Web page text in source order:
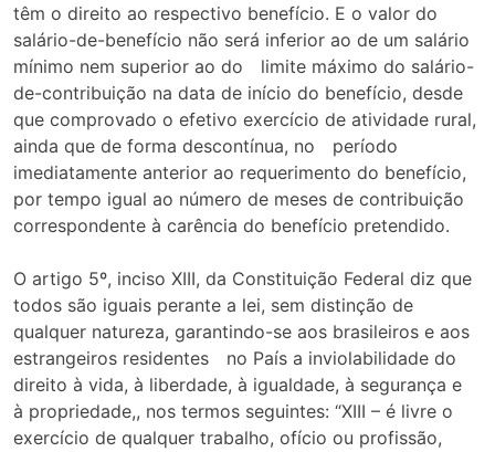
têm o direito ao respectivo benefício. E o valor do
salário-de-benefício não será inferior ao de um salário
mínimo nem superior ao do limite máximo do salário-
de-contribuição na data de início do benefício, desde
que comprovado o efetivo exercício de atividade rural,
ainda que de forma descontínua, no período
imediatamente anterior ao requerimento do benefício,
por tempo igual ao número de meses de contribuição
correspondente à carência do benefício pretendido.
O artigo 5º, inciso XIII, da Constituição Federal diz que
todos são iguais perante a lei, sem distinção de
qualquer natureza, garantindo-se aos brasileiros e aos
estrangeiros residentes no País a inviolabilidade do
direito à vida, à liberdade, à igualdade, à segurança e
à propriedade,, nos termos seguintes: “XIII – é livre o
exercício de qualquer trabalho, ofício ou profissão,